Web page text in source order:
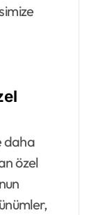
daha
özel